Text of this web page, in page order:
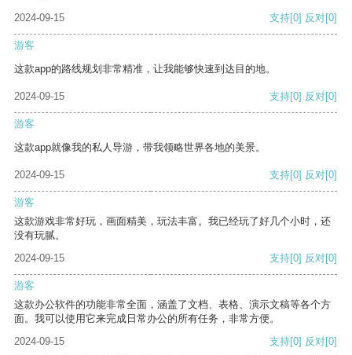
2024-09-15 支持[0] 反对[0]
游客
这款app的路线规划非常精准，让我能够快速到达目的地。
2024-09-15 支持[0] 反对[0]
游客
这款app就像我的私人导游，带我领略世界各地的美景。
2024-09-15 支持[0] 反对[0]
游客
这款游戏非常好玩，画面精美，玩法丰富。我已经玩了好几个小时，还
没有玩腻。
2024-09-15
支持[0] 反对[0]
游客
这款办公软件的功能非常全面，涵盖了文档、表格、演示文稿等各个方
面。我可以使用它来完成日常办公的所有任务，非常方便。
2024-09-15
支持[0] 反对[0]